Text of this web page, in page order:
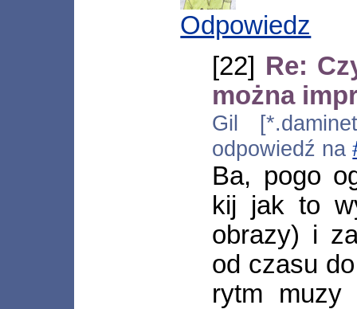
Odpowiedz
[22] Re:
można
Gil
odpowiedź na
Ba, pogo
kij jak to
obrazy) i
od czasu
rytm muzy